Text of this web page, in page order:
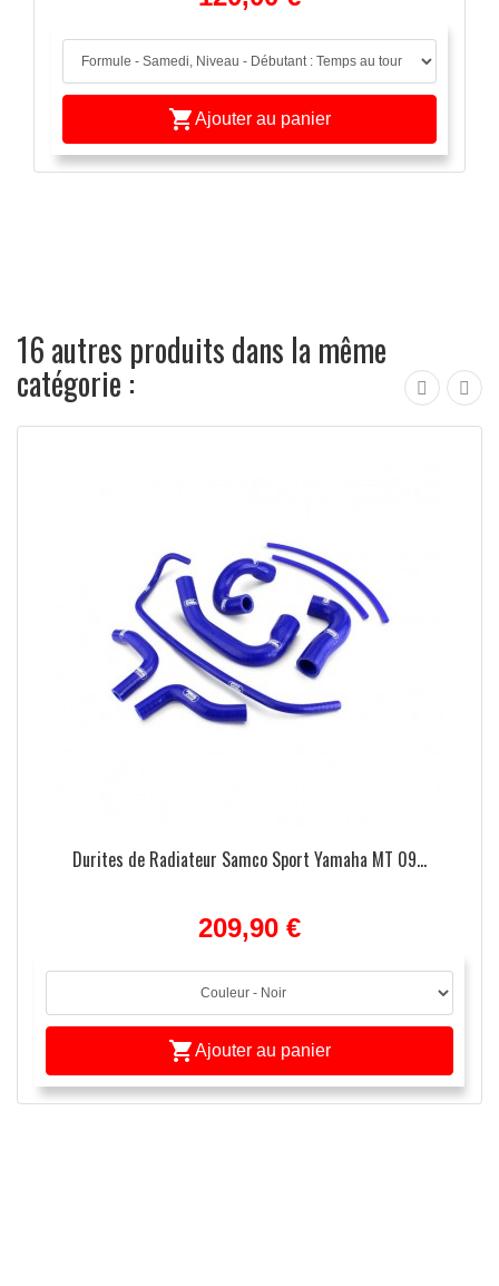
Ajouter au panier
16 autres produits dans la même
catégorie :
Durites de Radiateur Samco Sport Yamaha MT 09...
209,90 €
Ajouter au panier